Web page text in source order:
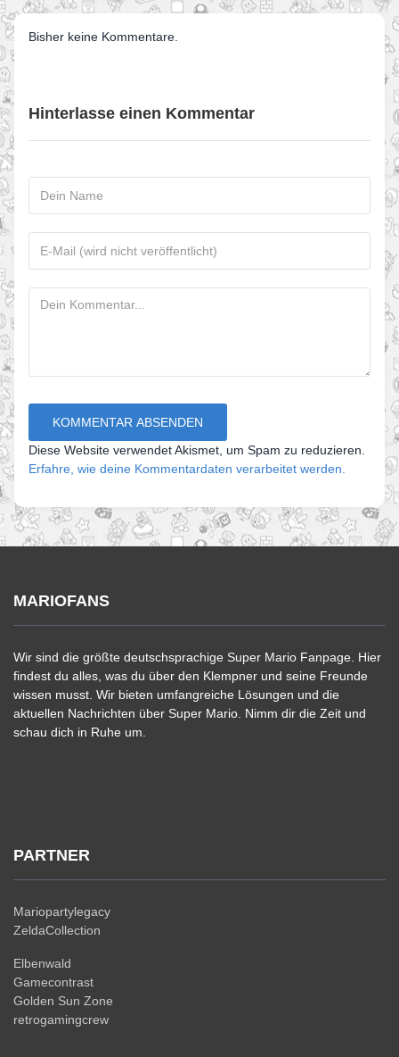
Bisher keine Kommentare.
Hinterlasse einen Kommentar
Diese Website verwendet Akismet, um Spam zu reduzieren.
Erfahre, wie deine Kommentardaten verarbeitet werden.
MARIOFANS
Wir sind die größte deutschsprachige Super Mario Fanpage. Hier
findest du alles, was du über den Klempner und seine Freunde
wissen musst. Wir bieten umfangreiche Lösungen und die
aktuellen Nachrichten über Super Mario. Nimm dir die Zeit und
schau dich in Ruhe um.
PARTNER
Mariopartylegacy
ZeldaCollection
Elbenwald
Gamecontrast
Golden Sun Zone
retrogamingcrew